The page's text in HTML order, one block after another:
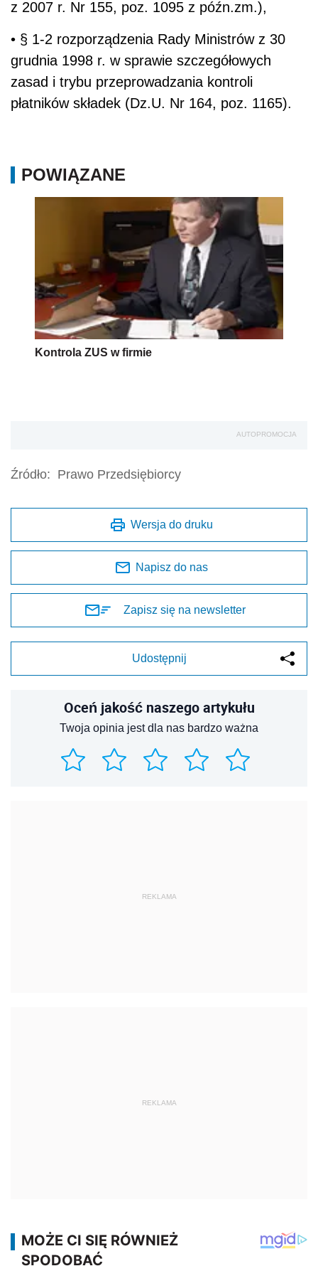
z 2007 r. Nr 155, poz. 1095 z późn.zm.),
• § 1-2 rozporządzenia Rady Ministrów z 30
grudnia 1998 r. w sprawie szczegółowych
zasad i trybu przeprowadzania kontroli
płatników składek (Dz.U. Nr 164, poz. 1165).
POWIĄZANE
Kontrola ZUS w firmie
AUTOPROMOCJA
Źródło: Prawo Przedsiębiorcy
Wersja do druku
Napisz do nas
Zapisz się na newsletter
Udostępnij
Oceń jakość naszego artykułu
Twoja opinia jest dla nas bardzo ważna
REKLAMA
REKLAMA